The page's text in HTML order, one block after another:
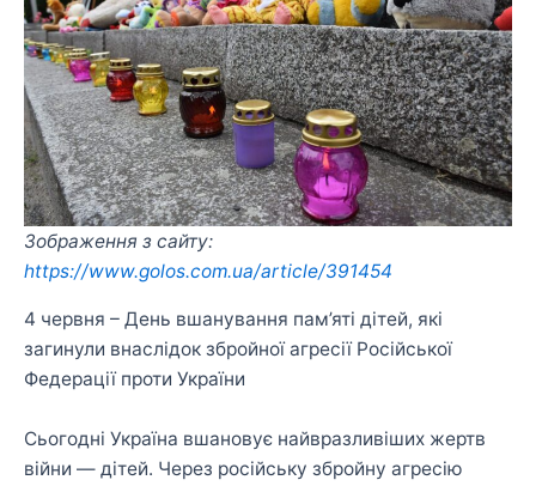
Зображення з сайту:
https://www.golos.com.ua/article/391454
4 червня – День вшанування пам’яті дітей, які
загинули внаслідок збройної агресії Російської
Федерації проти України
Сьогодні Україна вшановує найвразливіших жертв
війни — дітей. Через російську збройну агресію